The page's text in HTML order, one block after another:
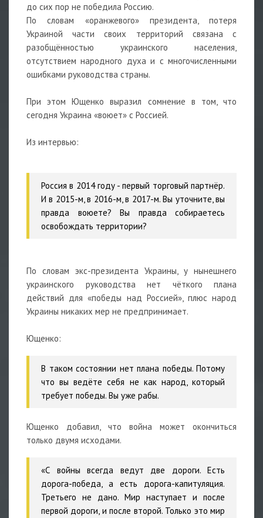
до сих пор не победила Россию.
По словам «оранжевого» президента, потеря
Украиной части своих территорий связана с
разобщённостью украинского населения,
отсутствием народного духа и с многочисленными
ошибками руководства страны.
При этом Ющенко выразил сомнение в том, что
сегодня Украина «воюет» с Россией.
Из интервью:
Россия в 2014 году - первый торговый партнёр.
И в 2015-м, в 2016-м, в 2017-м. Вы уточните, вы
правда воюете? Вы правда собираетесь
освобождать территории?
По словам экс-президента Украины, у нынешнего
украинского руководства нет чёткого плана
действий для «победы над Россией», плюс народ
Украины никаких мер не предпринимает.
Ющенко:
В таком состоянии нет плана победы. Потому
что вы ведёте себя не как народ, который
требует победы. Вы уже рабы.
Ющенко добавил, что война может окончиться
только двумя исходами.
«С войны всегда ведут две дороги. Есть
дорога-победа, а есть дорога-капитуляция.
Третьего не дано. Мир наступает и после
первой дороги, и после второй. Только это мир